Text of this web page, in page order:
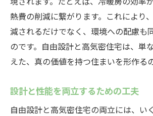
熱費の削減に繋がります。これにより
減されるだけでなく、環境への配慮も
のです。自由設計と高気密住宅は、単
えた、真の価値を持つ住まいを形作るの
設計と性能を両立するための工夫
自由設計と高気密住宅の両立には、い